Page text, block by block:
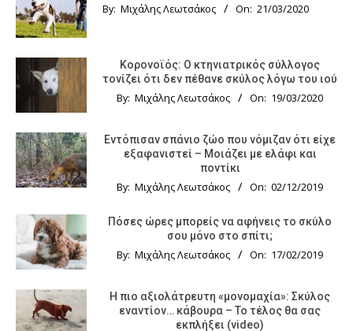
By: Μιχάλης Λεωτσάκος On: 21/03/2020
Κορονοϊός: Ο κτηνιατρικός σύλλογος
τονίζει ότι δεν πέθανε σκύλος λόγω του ιού
By: Μιχάλης Λεωτσάκος On: 19/03/2020
Εντόπισαν σπάνιο ζώο που νόμιζαν ότι είχε
εξαφανιστεί – Μοιάζει με ελάφι και
ποντίκι
By: Μιχάλης Λεωτσάκος On: 02/12/2019
Πόσες ώρες μπορείς να αφήνεις το σκύλο
σου μόνο στο σπίτι;
By: Μιχάλης Λεωτσάκος On: 17/02/2019
Η πιο αξιολάτρευτη «μονομαχία»: Σκύλος
εναντίον… κάβουρα – Το τέλος θα σας
εκπλήξει (video)